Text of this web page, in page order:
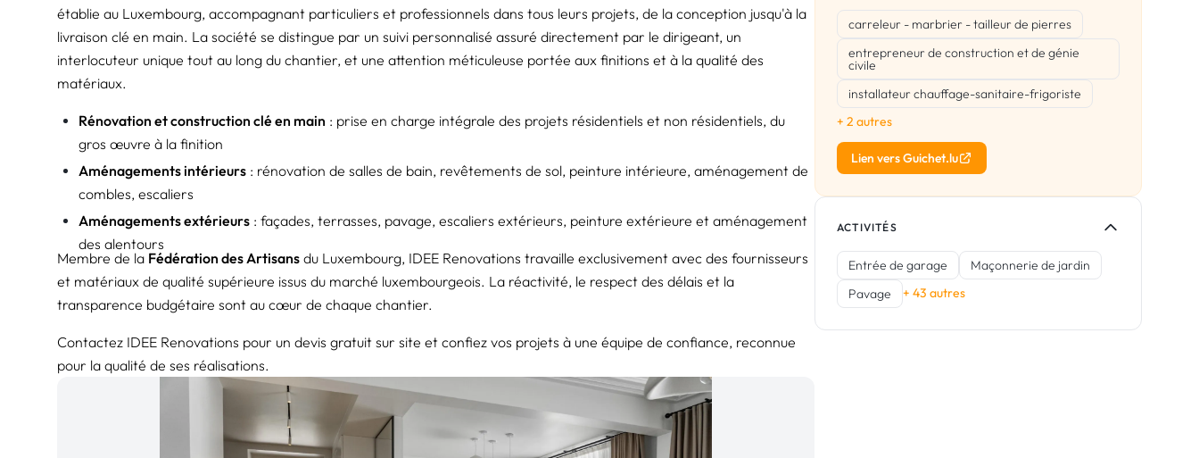
établie au Luxembourg, accompagnant particuliers et professionnels dans tous leurs projets, de la conception jusqu'à la
livraison clé en main. La société se distingue par un suivi personnalisé assuré directement par le dirigeant, un
interlocuteur unique tout au long du chantier, et une attention méticuleuse portée aux finitions et à la qualité des
matériaux.
Rénovation et construction clé en main : prise en charge intégrale des projets résidentiels et non résidentiels, du
gros œuvre à la finition
Aménagements intérieurs : rénovation de salles de bain, revêtements de sol, peinture intérieure, aménagement de
combles, escaliers
Aménagements extérieurs : façades, terrasses, pavage, escaliers extérieurs, peinture extérieure et aménagement
des alentours
Membre de la Fédération des Artisans du Luxembourg, IDEE Renovations travaille exclusivement avec des fournisseurs
et matériaux de qualité supérieure issus du marché luxembourgeois. La réactivité, le respect des délais et la
transparence budgétaire sont au cœur de chaque chantier.
Contactez IDEE Renovations pour un devis gratuit sur site et confiez vos projets à une équipe de confiance, reconnue
pour la qualité de ses réalisations.
carreleur - marbrier - tailleur de pierres
entrepreneur de construction et de génie
civile
installateur chauffage-sanitaire-frigoriste
+ 2 autres
Lien vers Guichet.lu
ACTIVITÉS
Entrée de garage
Maçonnerie de jardin
Pavage
+ 43 autres